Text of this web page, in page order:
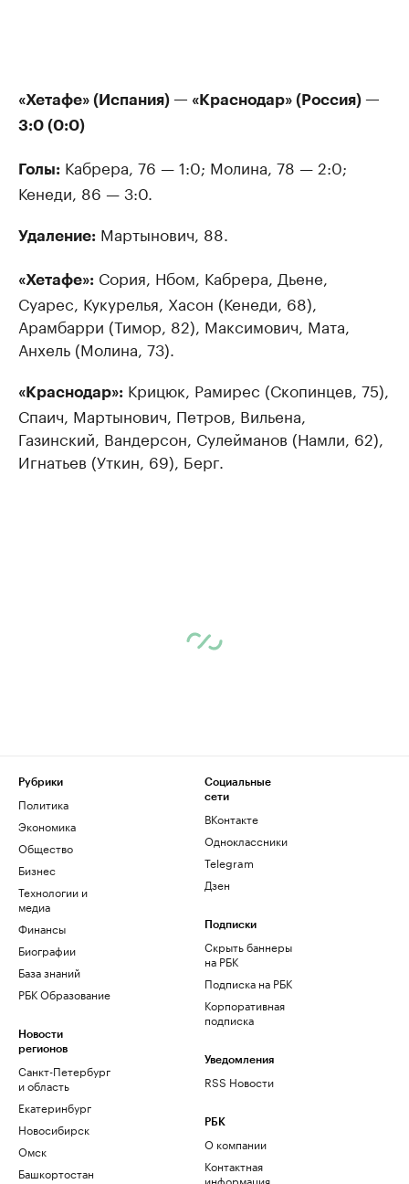
«Хетафе» (Испания) — «Краснодар» (Россия) —
3:0 (0:0)
Голы: Кабрера, 76 — 1:0; Молина, 78 — 2:0;
Кенеди, 86 — 3:0.
Удаление: Мартынович, 88.
«Хетафе»: Сория, Нбом, Кабрера, Дьене,
Суарес, Кукурелья, Хасон (Кенеди, 68),
Арамбарри (Тимор, 82), Максимович, Мата,
Анхель (Молина, 73).
«Краснодар»: Крицюк, Рамирес (Скопинцев, 75),
Спаич, Мартынович, Петров, Вильена,
Газинский, Вандерсон, Сулейманов (Намли, 62),
Игнатьев (Уткин, 69), Берг.
Рубрики
Политика
Экономика
Общество
Бизнес
Технологии и
медиа
Финансы
Биографии
База знаний
РБК Образование
Новости
регионов
Санкт-Петербург
и область
Екатеринбург
Новосибирск
Омск
Башкортостан
Социальные
сети
ВКонтакте
Одноклассники
Telegram
Дзен
Подписки
Скрыть баннеры
на РБК
Подписка на РБК
Корпоративная
подписка
Уведомления
RSS Новости
РБК
О компании
Контактная
информация